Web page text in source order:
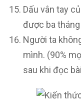
Dấu vân tay
được ba
Người ta
mình. (90%
sau khi đọc